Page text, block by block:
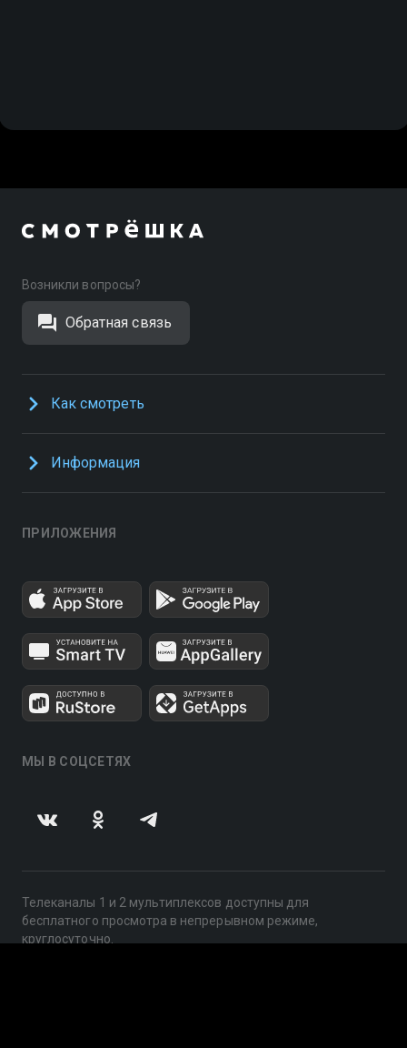
Возникли вопросы?
Обратная связь
Как смотреть
Информация
ПРИЛОЖЕНИЯ
МЫ В СОЦСЕТЯХ
Телеканалы 1 и 2 мультиплексов доступны для
бесплатного просмотра в непрерывном режиме,
круглосуточно.